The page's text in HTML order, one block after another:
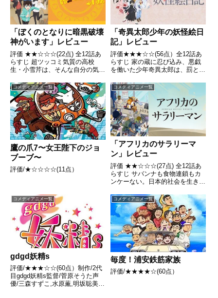
「ぼくのとなりに暗黒破壊
神がいます」レビュー
評価 ★★☆☆☆(22点) 全12話あ
らすじ 超ツッコミ気質の高校
生・小雪芹は、そんな自分の気質
嫌い！引用- Wikipedia
「奇異太郎少年の妖怪絵日
記」レビュー
評価★★★☆☆(56点）全12話あ
らすじ 家の蔵に忍び込み、悪戯
を働いた少年奇異太郎は、罰とし
願の一人暮らしと気分を変えよう
とした彼は、そこで一人の少女と
出会った。彼女は自分を「離れの
主」と名乗る。引用 - W...
コメディアニメ一覧
鷹の爪7〜女王陛下のジョ
ブーブ〜
評価/★☆☆☆☆(11点）
コメディアニメ一覧
「アフリカのサラリーマ
ン」レビュー
評価 ★★☆☆☆(27点) 全12話あ
らすじ サバンナも食物連鎖もカ
ンケーない。日本的社会を生きる
の社蓄コメディ引用- Wikipedia
コメディアニメ一覧
gdgd妖精s
評価/★★★☆☆(60点）制作/2代
目gdgd妖精s監督/菅原そうた声
優/三森すずこ,水原薫,明坂聡美ほ
コメディアニメ一覧
毎度！浦安鉄筋家族
評価/★★★★☆(60点）